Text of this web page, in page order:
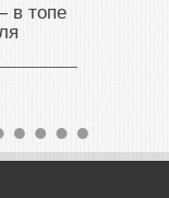
в топе